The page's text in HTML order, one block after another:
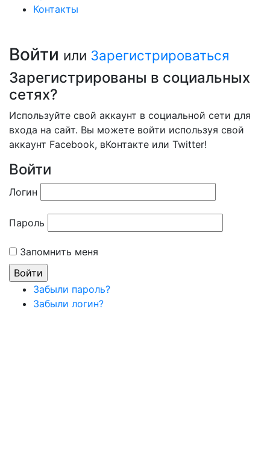
Контакты
Войти или Зарегистрироваться
Зарегистрированы в социальных
сетях?
Используйте свой аккаунт в социальной сети для
входа на сайт. Вы можете войти используя свой
аккаунт Facebook, вКонтакте или Twitter!
Войти
Логин
Пароль
Запомнить меня
Забыли пароль?
Забыли логин?